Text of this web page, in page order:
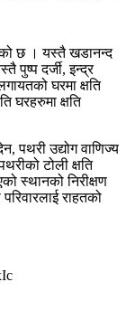
छ । यस्तै खडानन्द
पुष्प दर्जी, इन्द्र
घरमा क्षति
घरहरुमा क्षति
पथरी उद्योग वाणिज्य
टोली क्षति
स्थानको निरीक्षण
राहतको